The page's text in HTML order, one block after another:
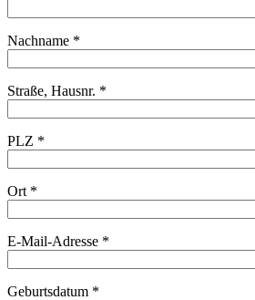
Nachname *
Straße, Hausnr. *
PLZ *
Ort *
E-Mail-Adresse *
Geburtsdatum *